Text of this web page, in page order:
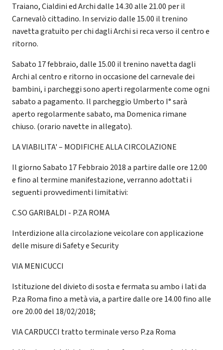
Traiano, Cialdini ed Archi dalle 14.30 alle 21.00 per il
Carnevalò cittadino. In servizio dalle 15.00 il trenino
navetta gratuito per chi dagli Archi si reca verso il centro e
ritorno.
Sabato 17 febbraio, dalle 15.00 il trenino navetta dagli
Archi al centro e ritorno in occasione del carnevale dei
bambini, i parcheggi sono aperti regolarmente come ogni
sabato a pagamento. Il parcheggio Umberto I° sarà
aperto regolarmente sabato, ma Domenica rimane
chiuso. (orario navette in allegato).
LA VIABILITA' – MODIFICHE ALLA CIRCOLAZIONE
Il giorno Sabato 17 Febbraio 2018 a partire dalle ore 12.00
e fino al termine manifestazione, verranno adottati i
seguenti provvedimenti limitativi:
C.SO GARIBALDI - P.ZA ROMA
Interdizione alla circolazione veicolare con applicazione
delle misure di Safety e Security
VIA MENICUCCI
Istituzione del divieto di sosta e fermata su ambo i lati da
P.za Roma fino a metà via, a partire dalle ore 14.00 fino alle
ore 20.00 del 18/02/2018;
VIA CARDUCCI tratto terminale verso P.za Roma